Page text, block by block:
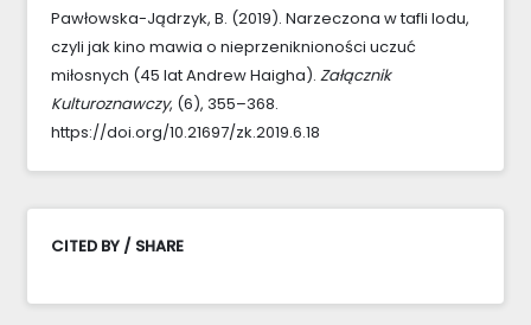
Pawłowska-Jądrzyk, B. (2019). Narzeczona w tafli lodu,
czyli jak kino mawia o nieprzeniknioności uczuć
miłosnych (45 lat Andrew Haigha). Załącznik
Kulturoznawczy, (6), 355–368.
https://doi.org/10.21697/zk.2019.6.18
CITED BY / SHARE